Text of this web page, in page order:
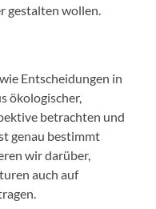
gestalten wollen.
Entscheidungen in
ökologischer,
betrachten und
genau bestimmt
wir darüber,
auch auf